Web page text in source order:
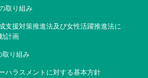
取り組み
支援対策推進法及び女性活躍推進法に
計画
取り組み
ハラスメントに対する基本方針